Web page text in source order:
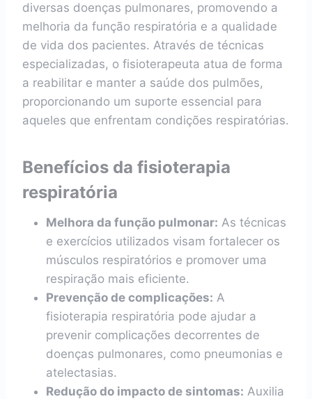
diversas doenças pulmonares, promovendo a
melhoria da função respiratória e a qualidade
de vida dos pacientes. Através de técnicas
especializadas, o fisioterapeuta atua de forma
a reabilitar e manter a saúde dos pulmões,
proporcionando um suporte essencial para
aqueles que enfrentam condições respiratórias.
Benefícios da fisioterapia
respiratória
Melhora da função pulmonar: As técnicas
e exercícios utilizados visam fortalecer os
músculos respiratórios e promover uma
respiração mais eficiente.
Prevenção de complicações: A
fisioterapia respiratória pode ajudar a
prevenir complicações decorrentes de
doenças pulmonares, como pneumonias e
atelectasias.
Redução do impacto de sintomas: Auxilia